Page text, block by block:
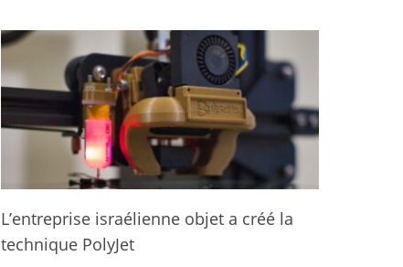
L’entreprise israélienne objet a créé la
technique PolyJet